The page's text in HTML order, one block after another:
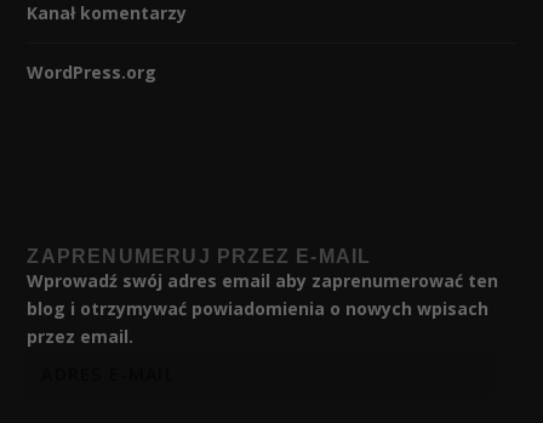
Kanał komentarzy
WordPress.org
ZAPRENUMERUJ PRZEZ E-MAIL
Wprowadź swój adres email aby zaprenumerować ten
blog i otrzymywać powiadomienia o nowych wpisach
przez email.